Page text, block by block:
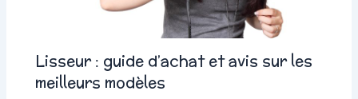
Lisseur : guide d’achat et avis sur les
meilleurs modèles